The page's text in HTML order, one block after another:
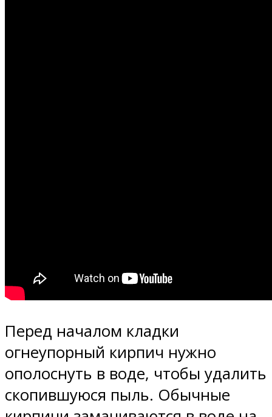
Перед началом кладки
огнеупорный кирпич нужно
ополоснуть в воде, чтобы удалить
скопившуюся пыль. Обычные